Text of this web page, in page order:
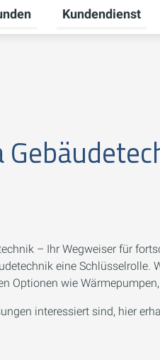
Privatkunden umschalten
Untermenü für
Kundendienst
– Ihr Wegweiser für
eine
Optionen wie
interessiert sind, hier